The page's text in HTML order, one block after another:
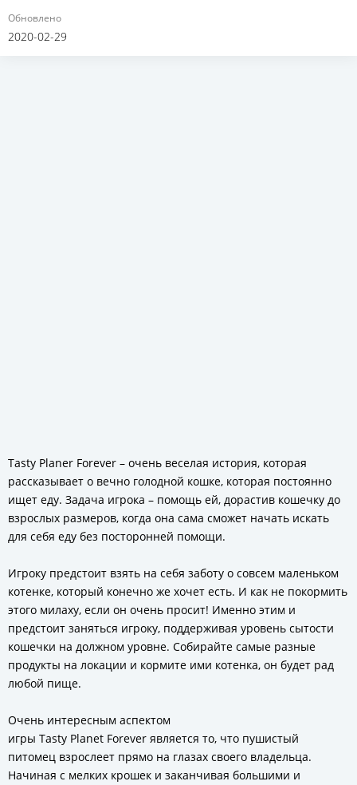
Обновлено
2020-02-29
Tasty Planer Forever – очень веселая история, которая
рассказывает о вечно голодной кошке, которая постоянно
ищет еду. Задача игрока – помощь ей, дорастив кошечку до
взрослых размеров, когда она сама сможет начать искать
для себя еду без посторонней помощи.
Игроку предстоит взять на себя заботу о совсем маленьком
котенке, который конечно же хочет есть. И как не покормить
этого милаху, если он очень просит! Именно этим и
предстоит заняться игроку, поддерживая уровень сытости
кошечки на должном уровне. Собирайте самые разные
продукты на локации и кормите ими котенка, он будет рад
любой пище.
Очень интересным аспектом
игры Tasty Planet Forever является то, что пушистый
питомец взрослеет прямо на глазах своего владельца.
Начиная с мелких крошек и заканчивая большими и